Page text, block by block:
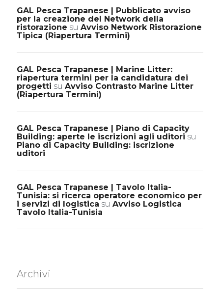
GAL Pesca Trapanese | Pubblicato avviso
per la creazione del Network della
ristorazione su Avviso Network Ristorazione
Tipica (Riapertura Termini)
GAL Pesca Trapanese | Marine Litter:
riapertura termini per la candidatura dei
progetti su Avviso Contrasto Marine Litter
(Riapertura Termini)
GAL Pesca Trapanese | Piano di Capacity
Building: aperte le iscrizioni agli uditori su
Piano di Capacity Building: iscrizione
uditori
GAL Pesca Trapanese | Tavolo Italia-
Tunisia: si ricerca operatore economico per
i servizi di logistica su Avviso Logistica
Tavolo Italia-Tunisia
Archivi